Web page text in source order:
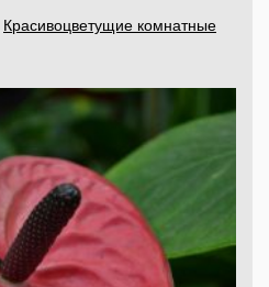
Красивоцветущие комнатные